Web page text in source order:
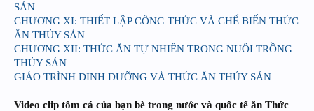
SẢN
CHƯƠNG XI: THIẾT LẬP CÔNG THỨC VÀ CHẾ BIẾN THỨC
ĂN THỦY SẢN
CHƯƠNG XII: THỨC ĂN TỰ NHIÊN TRONG NUÔI TRỒNG
THỦY SẢN
GIÁO TRÌNH DINH DƯỠNG VÀ THỨC ĂN THỦY SẢN
Video clip tôm cá của bạn bè trong nước và quốc tế ăn Thức